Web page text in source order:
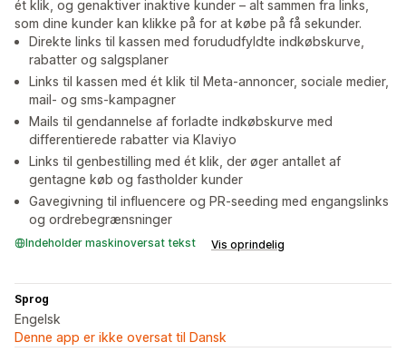
ét klik, og genaktiver inaktive kunder – alt sammen fra links,
som dine kunder kan klikke på for at købe på få sekunder.
Direkte links til kassen med forududfyldte indkøbskurve,
rabatter og salgsplaner
Links til kassen med ét klik til Meta-annoncer, sociale medier,
mail- og sms-kampagner
Mails til gendannelse af forladte indkøbskurve med
differentierede rabatter via Klaviyo
Links til genbestilling med ét klik, der øger antallet af
gentagne køb og fastholder kunder
Gavegivning til influencere og PR-seeding med engangslinks
og ordrebegrænsninger
Indeholder maskinoversat tekst Vis oprindelig
Sprog
Engelsk
Denne app er ikke oversat til Dansk